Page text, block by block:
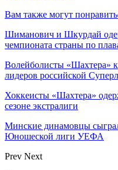
Вам также могут
Шиманович и Шкурдай
чемпионата страны по
Волейболисты «Шахтера»
лидеров российской
Хоккеисты «Шахтера»
сезоне экстралиги
Минские динамовцы
Юношеской лиги УЕФА
Prev Next